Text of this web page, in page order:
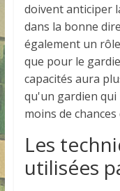
doivent anticiper
dans la bonne
également un
que pour le
capacités aura
qu'un gardien qui
moins de
Les
utilisées